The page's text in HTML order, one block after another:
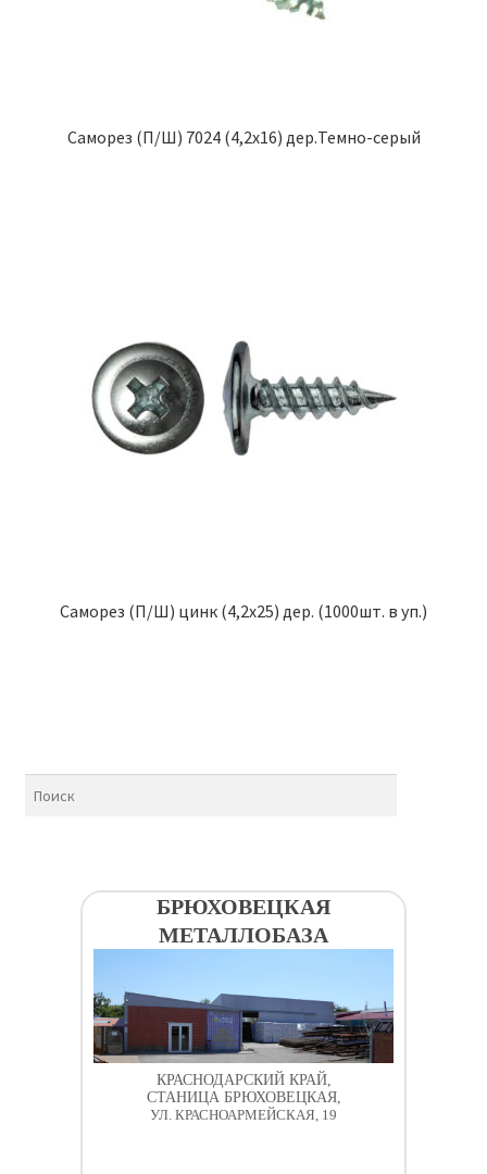
Саморез (П/Ш) 7024 (4,2х16) дер.Темно-серый
Саморез (П/Ш) цинк (4,2х25) дер. (1000шт. в уп.)
БРЮХОВЕЦКАЯ
МЕТАЛЛОБАЗА
КРАСНОДАРСКИЙ КРАЙ,
СТАНИЦА БРЮХОВЕЦКАЯ,
УЛ. КРАСНОАРМЕЙСКАЯ, 19